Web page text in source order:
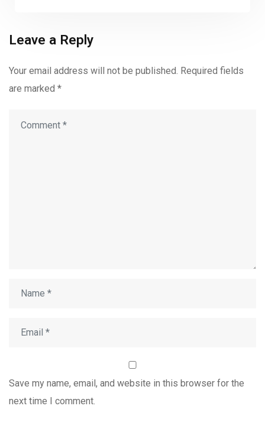
Leave a Reply
Your email address will not be published. Required fields
are marked *
Save my name, email, and website in this browser for the
next time I comment.